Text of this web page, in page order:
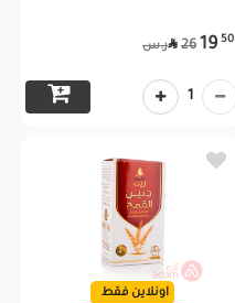
50
19
 26 ر.س
1
اونلاين فقط